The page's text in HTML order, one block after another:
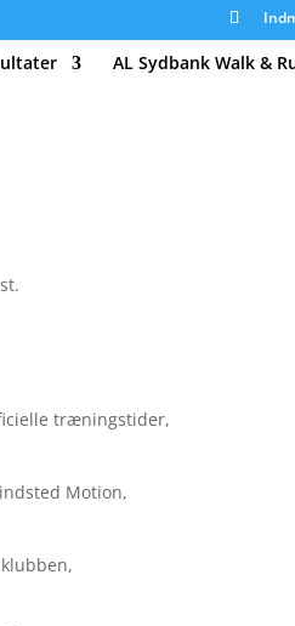
AL Sydbank Walk &
træningstider,
Motion,